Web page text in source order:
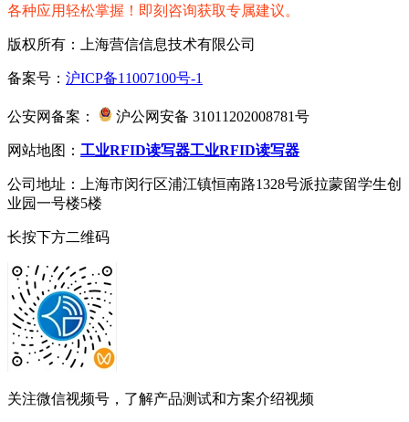
各种应用轻松掌握！即刻咨询获取专属建议。
版权所有：上海营信信息技术有限公司
备案号： 沪ICP备11007100号-1
公安网备案： 沪公网安备 31011202008781号
网站地图： 工业RFID读写器工业RFID读写器
公司地址：上海市闵行区浦江镇恒南路1328号派拉蒙留学生创
业园一号楼5楼
长按下方二维码
关注微信视频号，了解产品测试和方案介绍视频